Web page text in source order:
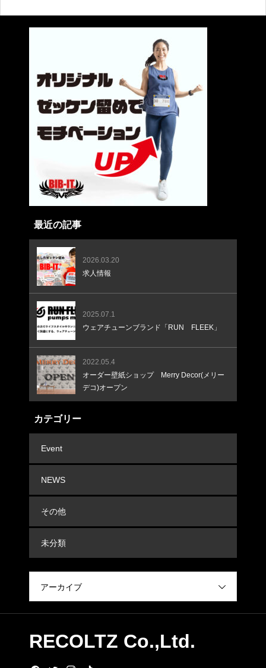
最近の記事
2026.03.20
求人情報
2025.07.1
ウェアチューンブランド「RUN FLEEK」
2022.05.4
オーダー壁紙ショップ Merry Decor(メリー
デコ)オープン
カテゴリー
Event
NEWS
その他
未分類
アーカイブ
RECOLTZ Co.,Ltd.